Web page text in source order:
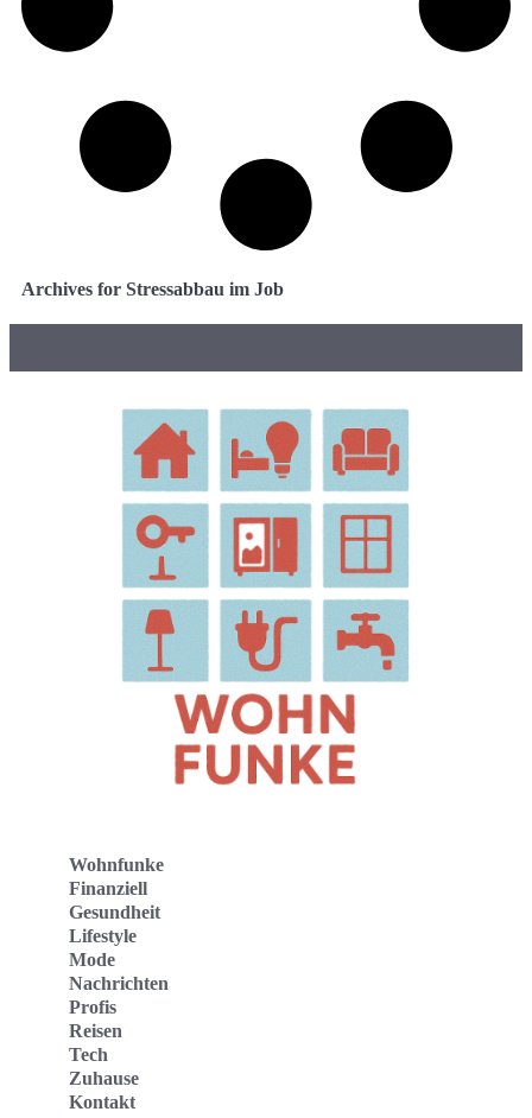
Archives for Stressabbau im Job
Wohnfunke
Finanziell
Gesundheit
Lifestyle
Mode
Nachrichten
Profis
Reisen
Tech
Zuhause
Kontakt